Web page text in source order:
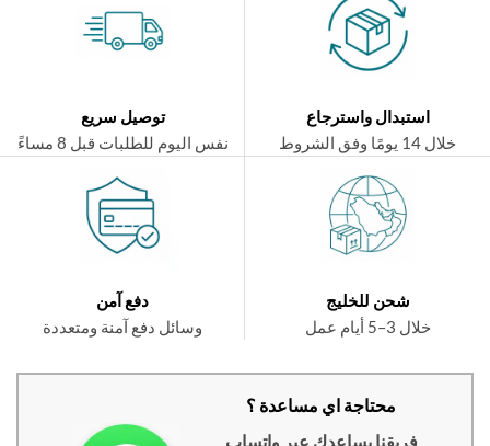
استبدال واسترجاع
توصيل سريع
نفس اليوم للطلبات قبل 8 مساءً
شحن للخليج
دفع آمن
وسائل دفع آمنة ومتعددة
محتاجة اي مساعدة ؟
فريقنا يساعدك عبر واتساب